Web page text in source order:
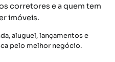
corretores e a quem tem
imóveis.
aluguel, lançamentos e
pelo melhor negócio.